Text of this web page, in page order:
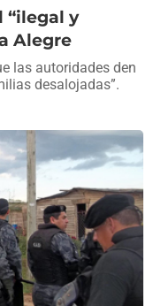
“ilegal y
Alegre
las autoridades den
desalojadas”.